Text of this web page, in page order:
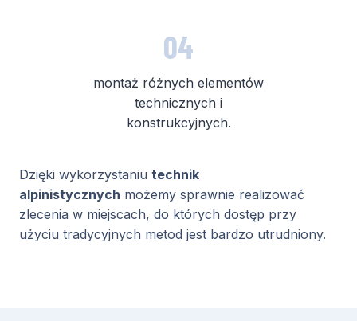
04
montaż różnych elementów
technicznych i
konstrukcyjnych.
Dzięki wykorzystaniu technik
alpinistycznych możemy sprawnie realizować
zlecenia w miejscach, do których dostęp przy
użyciu tradycyjnych metod jest bardzo utrudniony.